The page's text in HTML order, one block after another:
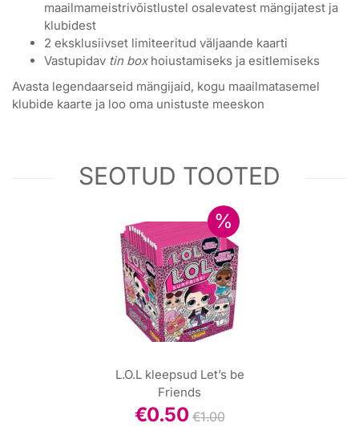
maailmameistrivõistlustel osalevatest mängijatest ja
klubidest
2 eksklusiivset limiteeritud väljaande kaarti
Vastupidav tin boxhoiustamiseks ja esitlemiseks
Avasta legendaarseid mängijaid, kogu maailmatasemel
klubide kaarte ja loo oma unistuste meeskon
SEOTUD TOOTED
L.O.L kleepsud Let’s be
Friends
€0.50 €1.00